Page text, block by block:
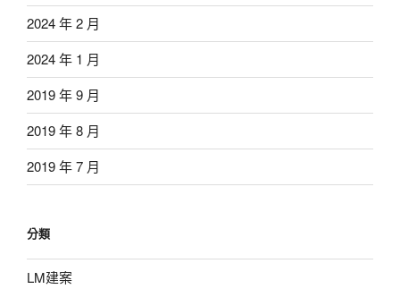
2024 年 2 月
2024 年 1 月
2019 年 9 月
2019 年 8 月
2019 年 7 月
分類
LM建案